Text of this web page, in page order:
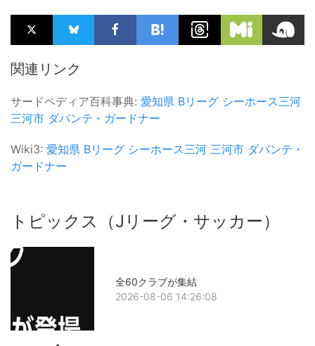
関連リンク
サードペディア百科事典: 愛知県 Bリーグ シーホース三河
三河市 ダバンテ・ガードナー
Wiki3: 愛知県 Bリーグ シーホース三河 三河市 ダバンテ・
ガードナー
トピックス（Jリーグ・サッカー）
全60クラブが集結
2026-08-06 14:26:08